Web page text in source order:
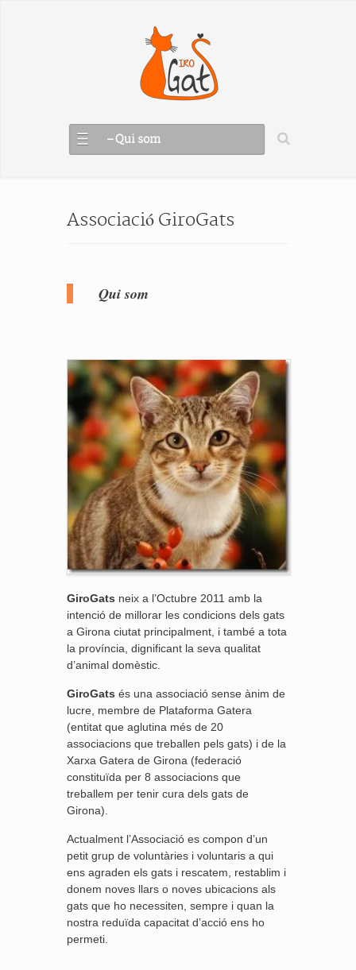
– Qui som
Associació GiroGats
Qui som
GiroGats neix a l’Octubre 2011 amb la
intenció de millorar les condicions dels gats
a Girona ciutat principalment, i també a tota
la província, dignificant la seva qualitat
d’animal domèstic.
GiroGats és una associació sense ànim de
lucre, membre de Plataforma Gatera
(entitat que aglutina més de 20
associacions que treballen pels gats) i de la
Xarxa Gatera de Girona (federació
constituïda per 8 associacions que
treballem per tenir cura dels gats de
Girona).
Actualment l’Associació es compon d’un
petit grup de voluntàries i voluntaris a qui
ens agraden els gats i rescatem, restablim i
donem noves llars o noves ubicacions als
gats que ho necessiten, sempre i quan la
nostra reduïda capacitat d’acció ens ho
permeti.